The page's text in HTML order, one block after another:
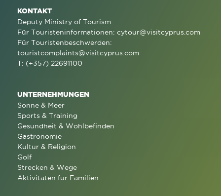
KONTAKT
Deputy Ministry of Tourism
Für Touristeninformationen: cytour@visitcyprus.com
Für Touristenbeschwerden:
touristcomplaints@visitcyprus.com
T: (+357) 22691100
UNTERNEHMUNGEN
Sonne & Meer
Sports & Training
Gesundheit & Wohlbefinden
Gastronomie
Kultur & Religion
Golf
Strecken & Wege
Aktivitäten für Familien